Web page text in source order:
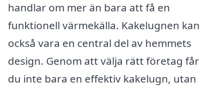
handlar om mer än bara att få en
funktionell värmekälla. Kakelugnen kan
också vara en central del av hemmets
design. Genom att välja rätt företag får
du inte bara en effektiv kakelugn, utan